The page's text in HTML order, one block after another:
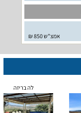
אמצ"ש 850 ₪
לה בריזה